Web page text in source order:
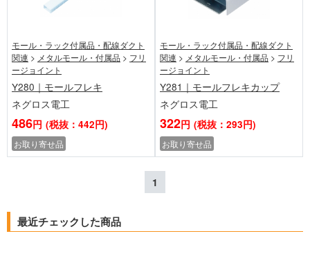
モール・ラック付属品・配線ダクト
関連 > メタルモール・付属品 > フリ
ージョイント
Y280｜モールフレキ
ネグロス電工
486円 (税抜：442円)
お取り寄せ品
モール・ラック付属品・配線ダクト
関連 > メタルモール・付属品 > フリ
ージョイント
Y281｜モールフレキカップ
ネグロス電工
322円 (税抜：293円)
お取り寄せ品
1
最近チェックした商品